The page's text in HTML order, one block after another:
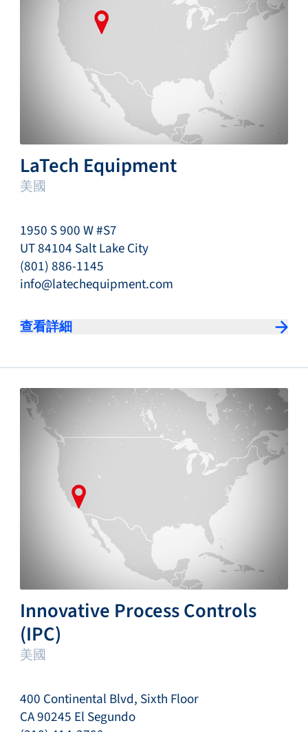
LaTech Equipment
美國
1950 S 900 W #S7
UT 84104 Salt Lake City
(801) 886-1145
info@latechequipment.com
查看詳細
Innovative Process Controls
(IPC)
美國
400 Continental Blvd, Sixth Floor
CA 90245 El Segundo